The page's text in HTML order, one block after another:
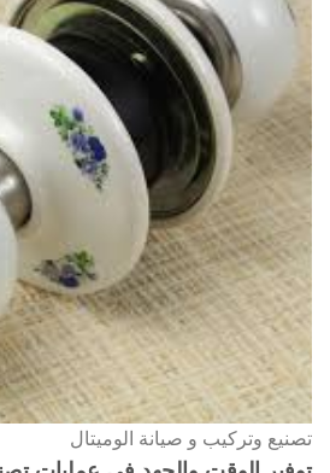
تصنيع وتركيب و صيانة الوميتال